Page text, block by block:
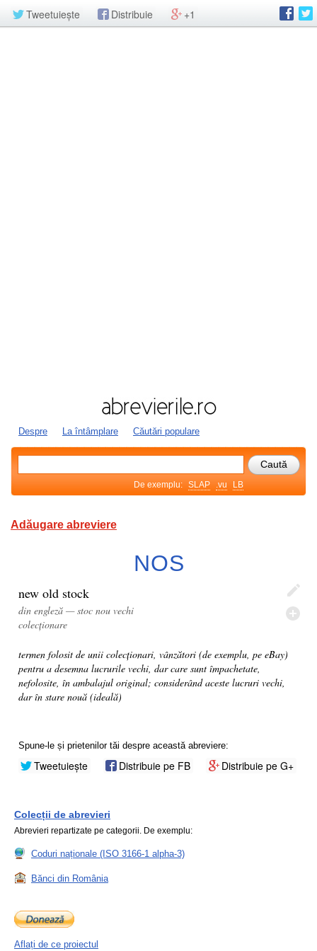
Tweetuiește Distribuie +1
Despre La întâmplare Căutări populare
De exemplu: SLAP .vu LB
Adăugare abreviere
NOS
new old stock
din engleză — stoc nou vechi
colecționare
termen folosit de unii colecționari, vânzători (de exemplu, pe eBay)
pentru a desemna lucrurile vechi, dar care sunt împachetate,
nefolosite, în ambalajul original; considerând aceste lucruri vechi,
dar în stare nouă (ideală)
Spune-le și prietenilor tăi despre această abreviere:
Tweetuiește Distribuie pe FB Distribuie pe G+
Colecții de abrevieri
Abrevieri repartizate pe categorii. De exemplu:
Coduri naționale (ISO 3166-1 alpha-3)
Bănci din România
Aflați de ce proiectul